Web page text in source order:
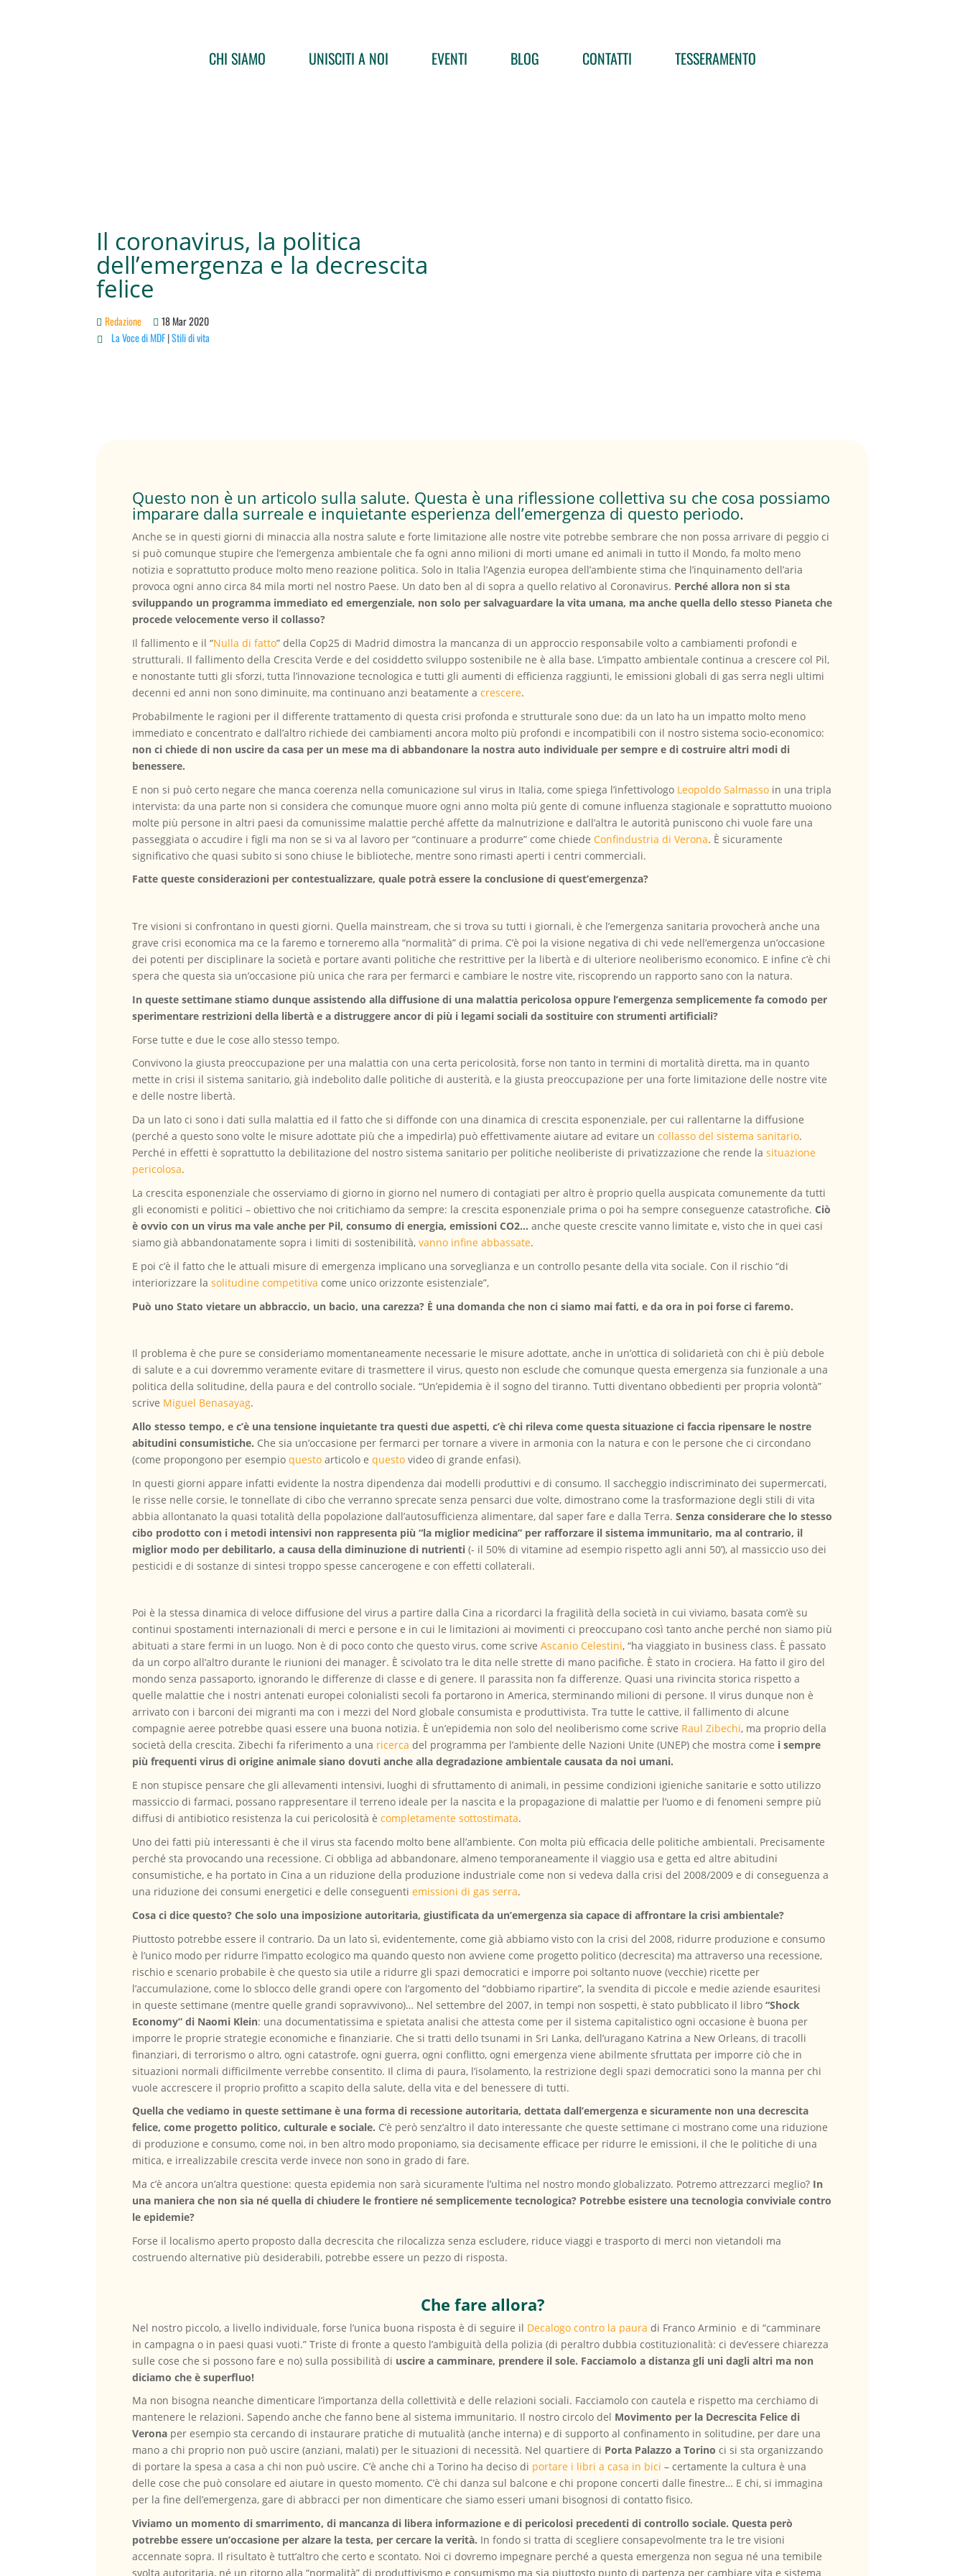
CHI SIAMO UNISCITI A NOI EVENTI BLOG CONTATTI TESSERAMENTO
Il coronavirus, la politica
dell’emergenza e la decrescita
felice
Redazione 18 Mar 2020
 La Voce di MDF|Stili di vita
Questo non è un articolo sulla salute. Questa è una riflessione collettiva su che cosa possiamo
imparare dalla surreale e inquietante esperienza dell’emergenza di questo periodo.
Anche se in questi giorni di minaccia alla nostra salute e forte limitazione alle nostre vite potrebbe sembrare che non possa arrivare di peggio ci
si può comunque stupire che l’emergenza ambientale che fa ogni anno milioni di morti umane ed animali in tutto il Mondo, fa molto meno
notizia e soprattutto produce molto meno reazione politica. Solo in Italia l’Agenzia europea dell’ambiente stima che l’inquinamento dell’aria
provoca ogni anno circa 84 mila morti nel nostro Paese. Un dato ben al di sopra a quello relativo al Coronavirus. Perché allora non si sta
sviluppando un programma immediato ed emergenziale, non solo per salvaguardare la vita umana, ma anche quella dello stesso Pianeta che
procede velocemente verso il collasso?
Il fallimento e il “Nulla di fatto” della Cop25 di Madrid dimostra la mancanza di un approccio responsabile volto a cambiamenti profondi e
strutturali. Il fallimento della Crescita Verde e del cosiddetto sviluppo sostenibile ne è alla base. L’impatto ambientale continua a crescere col Pil,
e nonostante tutti gli sforzi, tutta l’innovazione tecnologica e tutti gli aumenti di efficienza raggiunti, le emissioni globali di gas serra negli ultimi
decenni ed anni non sono diminuite, ma continuano anzi beatamente acrescere.
Probabilmente le ragioni per il differente trattamento di questa crisi profonda e strutturale sono due: da un lato ha un impatto molto meno
immediato e concentrato e dall’altro richiede dei cambiamenti ancora molto più profondi e incompatibili con il nostro sistema socio-economico:
non ci chiede di non uscire da casa per un mese ma di abbandonare la nostra auto individuale per sempre e di costruire altri modi di
benessere.
E non si può certo negare che manca coerenza nella comunicazione sul virus in Italia, come spiega l’infettivologo Leopoldo Salmasso in una tripla
intervista: da una parte non si considera che comunque muore ogni anno molta più gente di comune influenza stagionale e soprattutto muoiono
molte più persone in altri paesi da comunissime malattie perché affette da malnutrizione e dall’altra le autorità puniscono chi vuole fare una
passeggiata o accudire i figli ma non se si va al lavoro per “continuare a produrre” come chiedeConfindustria di Verona. È sicuramente
significativo che quasi subito si sono chiuse le biblioteche, mentre sono rimasti aperti i centri commerciali.
Fatte queste considerazioni per contestualizzare, quale potrà essere la conclusione di quest’emergenza?
Tre visioni si confrontano in questi giorni. Quella mainstream, che si trova su tutti i giornali, è che l’emergenza sanitaria provocherà anche una
grave crisi economica ma ce la faremo e torneremo alla “normalità” di prima. C’è poi la visione negativa di chi vede nell’emergenza un’occasione
dei potenti per disciplinare la società e portare avanti politiche che restrittive per la libertà e di ulteriore neoliberismo economico. E infine c’è chi
spera che questa sia un’occasione più unica che rara per fermarci e cambiare le nostre vite, riscoprendo un rapporto sano con la natura.
In queste settimane stiamo dunque assistendo alla diffusione di una malattia pericolosa oppure l’emergenza semplicemente fa comodo per
sperimentare restrizioni della libertà e a distruggere ancor di più i legami sociali da sostituire con strumenti artificiali?
Forse tutte e due le cose allo stesso tempo.
Convivono la giusta preoccupazione per una malattia con una certa pericolosità, forse non tanto in termini di mortalità diretta, ma in quanto
mette in crisi il sistema sanitario, già indebolito dalle politiche di austerità, e la giusta preoccupazione per una forte limitazione delle nostre vite
e delle nostre libertà.
Da un lato ci sono i dati sulla malattia ed il fatto che si diffonde con una dinamica di crescita esponenziale, per cui rallentarne la diffusione
(perché a questo sono volte le misure adottate più che a impedirla) può effettivamente aiutare ad evitare uncollasso del sistema sanitario.
Perché in effetti è soprattutto la debilitazione del nostro sistema sanitario per politiche neoliberiste di privatizzazione che rende lasituazione
pericolosa.
La crescita esponenziale che osserviamo di giorno in giorno nel numero di contagiati per altro è proprio quella auspicata comunemente da tutti
gli economisti e politici – obiettivo che noi critichiamo da sempre: la crescita esponenziale prima o poi ha sempre conseguenze catastrofiche. Ciò
è ovvio con un virus ma vale anche per Pil, consumo di energia, emissioni CO2… anche queste crescite vanno limitate e, visto che in quei casi
siamo già abbandonatamente sopra i Iimiti di sostenibilità,vanno infine abbassate.
E poi c’è il fatto che le attuali misure di emergenza implicano una sorveglianza e un controllo pesante della vita sociale. Con il rischio “di
interiorizzare lasolitudine competitiva come unico orizzonte esistenziale”,
Può uno Stato vietare un abbraccio, un bacio, una carezza? È una domanda che non ci siamo mai fatti, e da ora in poi forse ci faremo.
Il problema è che pure se consideriamo momentaneamente necessarie le misure adottate, anche in un’ottica di solidarietà con chi è più debole
di salute e a cui dovremmo veramente evitare di trasmettere il virus, questo non esclude che comunque questa emergenza sia funzionale a una
politica della solitudine, della paura e del controllo sociale. “Un’epidemia è il sogno del tiranno. Tutti diventano obbedienti per propria volontà”
scrive Miguel Benasayag.
Allo stesso tempo, e c’è una tensione inquietante tra questi due aspetti, c’è chi rileva come questa situazione ci faccia ripensare le nostre
abitudini consumistiche. Che sia un’occasione per fermarci per tornare a vivere in armonia con la natura e con le persone che ci circondano
(come propongono per esempioquesto articolo equesto video di grande enfasi).
In questi giorni appare infatti evidente la nostra dipendenza dai modelli produttivi e di consumo. Il saccheggio indiscriminato dei supermercati,
le risse nelle corsie, le tonnellate di cibo che verranno sprecate senza pensarci due volte, dimostrano come la trasformazione degli stili di vita
abbia allontanato la quasi totalità della popolazione dall’autosufficienza alimentare, dal saper fare e dalla Terra.Senza considerare che lo stesso
cibo prodotto con i metodi intensivi non rappresenta più “la miglior medicina” per rafforzare il sistema immunitario, ma al contrario, il
miglior modo per debilitarlo, a causa della diminuzione di nutrienti (- il 50% di vitamine ad esempio rispetto agli anni 50’), al massiccio uso dei
pesticidi e di sostanze di sintesi troppo spesse cancerogene e con effetti collaterali.
Poi è la stessa dinamica di veloce diffusione del virus a partire dalla Cina a ricordarci la fragilità della società in cui viviamo, basata com’è su
continui spostamenti internazionali di merci e persone e in cui le limitazioni ai movimenti ci preoccupano così tanto anche perché non siamo più
abituati a stare fermi in un luogo. Non è di poco conto che questo virus, come scriveAscanio Celestini, “ha viaggiato in business class. È passato
da un corpo all’altro durante le riunioni dei manager. È scivolato tra le dita nelle strette di mano pacifiche. È stato in crociera. Ha fatto il giro del
mondo senza passaporto, ignorando le differenze di classe e di genere. Il parassita non fa differenze. Quasi una rivincita storica rispetto a
quelle malattie che i nostri antenati europei colonialisti secoli fa portarono in America, sterminando milioni di persone. Il virus dunque non è
arrivato con i barconi dei migranti ma con i mezzi del Nord globale consumista e produttivista. Tra tutte le cattive, il fallimento di alcune
compagnie aeree potrebbe quasi essere una buona notizia. È un’epidemia non solo del neoliberismo come scrive Raul Zibechi, ma proprio della
società della crescita. Zibechi fa riferimento a una ricerca del programma per l’ambiente delle Nazioni Unite (UNEP) che mostra come i sempre
più frequenti virus di origine animale siano dovuti anche alla degradazione ambientale causata da noi umani.
E non stupisce pensare che gli allevamenti intensivi, luoghi di sfruttamento di animali, in pessime condizioni igieniche sanitarie e sotto utilizzo
massiccio di farmaci, possano rappresentare il terreno ideale per la nascita e la propagazione di malattie per l’uomo e di fenomeni sempre più
diffusi di antibiotico resistenza la cui pericolosità ècompletamente sottostimata.
Uno dei fatti più interessanti è che il virus sta facendo molto bene all’ambiente. Con molta più efficacia delle politiche ambientali. Precisamente
perché sta provocando una recessione. Ci obbliga ad abbandonare, almeno temporaneamente il viaggio usa e getta ed altre abitudini
consumistiche, e ha portato in Cina a un riduzione della produzione industriale come non si vedeva dalla crisi del 2008/2009 e di conseguenza a
una riduzione dei consumi energetici e delle conseguenti emissioni di gas serra.
Cosa ci dice questo? Che solo una imposizione autoritaria, giustificata da un’emergenza sia capace di affrontare la crisi ambientale?
Piuttosto potrebbe essere il contrario. Da un lato sì, evidentemente, come già abbiamo visto con la crisi del 2008, ridurre produzione e consumo
è l’unico modo per ridurre l’impatto ecologico ma quando questo non avviene come progetto politico (decrescita) ma attraverso una recessione,
rischio e scenario probabile è che questo sia utile a ridurre gli spazi democratici e imporre poi soltanto nuove (vecchie) ricette per
l’accumulazione, come lo sblocco delle grandi opere con l’argomento del “dobbiamo ripartire”, la svendita di piccole e medie aziende esauritesi
in queste settimane (mentre quelle grandi sopravvivono)… Nel settembre del 2007, in tempi non sospetti, è stato pubblicato il libro“Shock
Economy” di Naomi Klein: una documentatissima e spietata analisi che attesta come per il sistema capitalistico ogni occasione è buona per
imporre le proprie strategie economiche e finanziarie. Che si tratti dello tsunami in Sri Lanka, dell’uragano Katrina a New Orleans, di tracolli
finanziari, di terrorismo o altro, ogni catastrofe, ogni guerra, ogni conflitto, ogni emergenza viene abilmente sfruttata per imporre ciò che in
situazioni normali difficilmente verrebbe consentito. Il clima di paura, l’isolamento, la restrizione degli spazi democratici sono la manna per chi
vuole accrescere il proprio profitto a scapito della salute, della vita e del benessere di tutti.
Quella che vediamo in queste settimane è una forma di recessione autoritaria, dettata dall’emergenza e sicuramente non una decrescita
felice, come progetto politico, culturale e sociale. C’è però senz’altro il dato interessante che queste settimane ci mostrano come una riduzione
di produzione e consumo, come noi, in ben altro modo proponiamo, sia decisamente efficace per ridurre le emissioni, il che le politiche di una
mitica, e irrealizzabile crescita verde invece non sono in grado di fare.
Ma c’è ancora un’altra questione: questa epidemia non sarà sicuramente l’ultima nel nostro mondo globalizzato. Potremo attrezzarci meglio? In
una maniera che non sia né quella di chiudere le frontiere né semplicemente tecnologica? Potrebbe esistere una tecnologia conviviale contro
le epidemie?
Forse il localismo aperto proposto dalla decrescita che rilocalizza senza escludere, riduce viaggi e trasporto di merci non vietandoli ma
costruendo alternative più desiderabili, potrebbe essere un pezzo di risposta.
Che fare allora?
Nel nostro piccolo, a livello individuale, forse l’unica buona risposta è di seguire il Decalogo contro la paura di Franco Arminio e di “camminare
in campagna o in paesi quasi vuoti.” Triste di fronte a questo l’ambiguità della polizia (di peraltro dubbia costituzionalità: ci dev’essere chiarezza
sulle cose che si possono fare e no) sulla possibilità di uscire a camminare, prendere il sole. Facciamolo a distanza gli uni dagli altri ma non
diciamo che è superfluo!
Ma non bisogna neanche dimenticare l’importanza della collettività e delle relazioni sociali. Facciamolo con cautela e rispetto ma cerchiamo di
mantenere le relazioni. Sapendo anche che fanno bene al sistema immunitario. Il nostro circolo del Movimento per la Decrescita Felice di
Verona per esempio sta cercando di instaurare pratiche di mutualità (anche interna) e di supporto al confinamento in solitudine, per dare una
mano a chi proprio non può uscire (anziani, malati) per le situazioni di necessità. Nel quartiere di Porta Palazzo a Torino ci si sta organizzando
di portare la spesa a casa a chi non può uscire. C’è anche chi a Torino ha deciso di portare i libri a casa in bici – certamente la cultura è una
delle cose che può consolare ed aiutare in questo momento. C’è chi danza sul balcone e chi propone concerti dalle finestre… E chi, si immagina
per la fine dell’emergenza, gare di abbracci per non dimenticare che siamo esseri umani bisognosi di contatto fisico.
Viviamo un momento di smarrimento, di mancanza di libera informazione e di pericolosi precedenti di controllo sociale. Questa però
potrebbe essere un’occasione per alzare la testa, per cercare la verità. In fondo si tratta di scegliere consapevolmente tra le tre visioni
accennate sopra. Il risultato è tutt’altro che certo e scontato. Noi ci dovremo impegnare perché a questa emergenza non segua né una temibile
svolta autoritaria, né un ritorno alla “normalità” di produttivismo e consumismo ma sia piuttosto punto di partenza per cambiare vita e sistema